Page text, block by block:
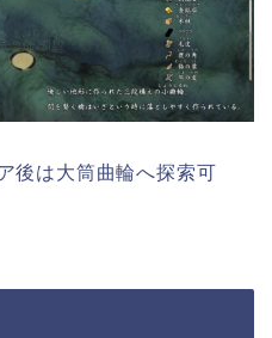
後は大筒曲輪へ探索可